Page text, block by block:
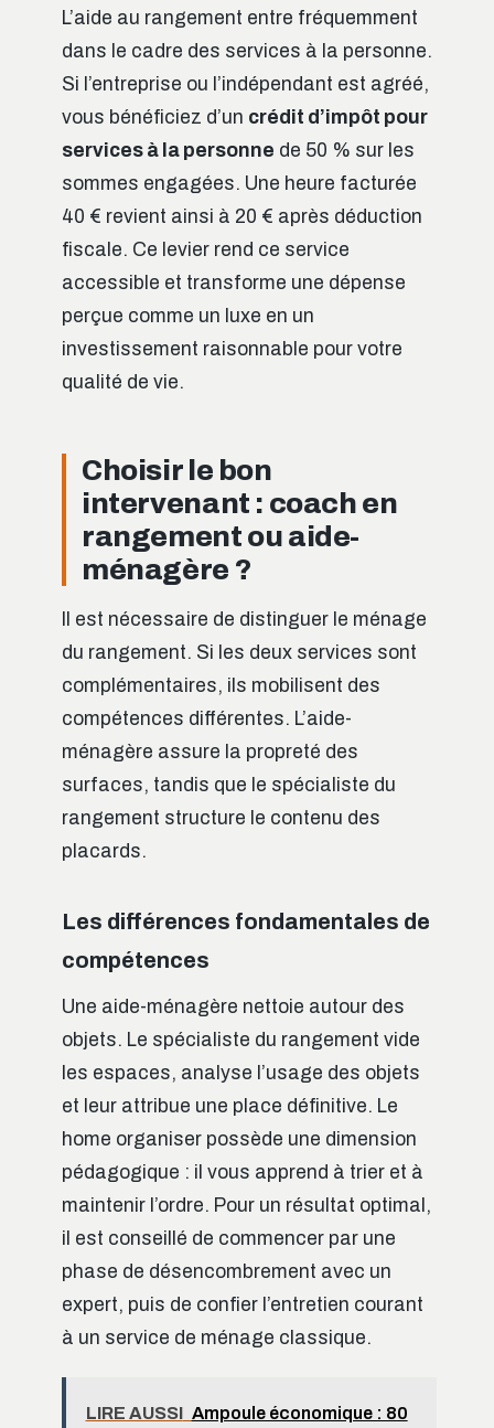
L’aide au rangement entre fréquemment
dans le cadre des services à la personne.
Si l’entreprise ou l’indépendant est agréé,
vous bénéficiez d’un crédit d’impôt pour
services à la personne de 50 % sur les
sommes engagées. Une heure facturée
40 € revient ainsi à 20 € après déduction
fiscale. Ce levier rend ce service
accessible et transforme une dépense
perçue comme un luxe en un
investissement raisonnable pour votre
qualité de vie.
Choisir le bon
intervenant : coach en
rangement ou aide-
ménagère ?
Il est nécessaire de distinguer le ménage
du rangement. Si les deux services sont
complémentaires, ils mobilisent des
compétences différentes. L’aide-
ménagère assure la propreté des
surfaces, tandis que le spécialiste du
rangement structure le contenu des
placards.
Les différences fondamentales de
compétences
Une aide-ménagère nettoie autour des
objets. Le spécialiste du rangement vide
les espaces, analyse l’usage des objets
et leur attribue une place définitive. Le
home organiser possède une dimension
pédagogique : il vous apprend à trier et à
maintenir l’ordre. Pour un résultat optimal,
il est conseillé de commencer par une
phase de désencombrement avec un
expert, puis de confier l’entretien courant
à un service de ménage classique.
LIRE AUSSI Ampoule économique : 80